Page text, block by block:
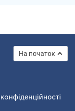
На початок